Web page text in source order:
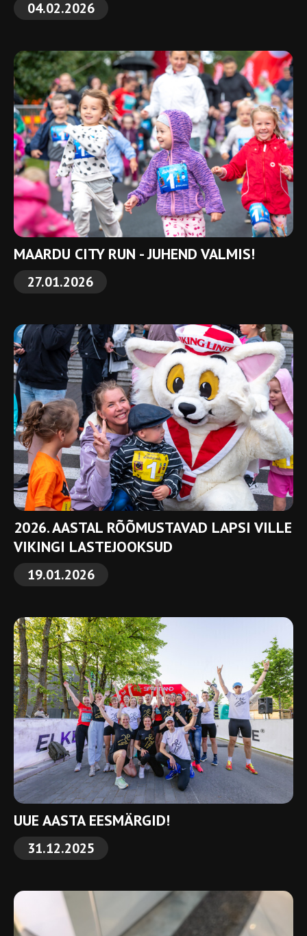
04.02.2026
MAARDU CITY RUN - JUHEND VALMIS!
27.01.2026
2026. AASTAL RÕÕMUSTAVAD LAPSI VILLE
VIKINGI LASTEJOOKSUD
19.01.2026
UUE AASTA EESMÄRGID!
31.12.2025